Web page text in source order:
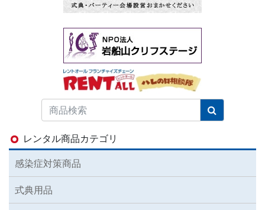
レンタル商品カテゴリ
感染症対策商品
式典用品